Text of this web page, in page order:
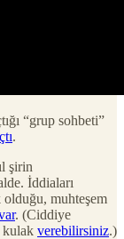
“grup sohbeti”
.
şirin
İddiaları
olduğu, muhteşem
. (Ciddiye
kulak verebilirsiniz.)